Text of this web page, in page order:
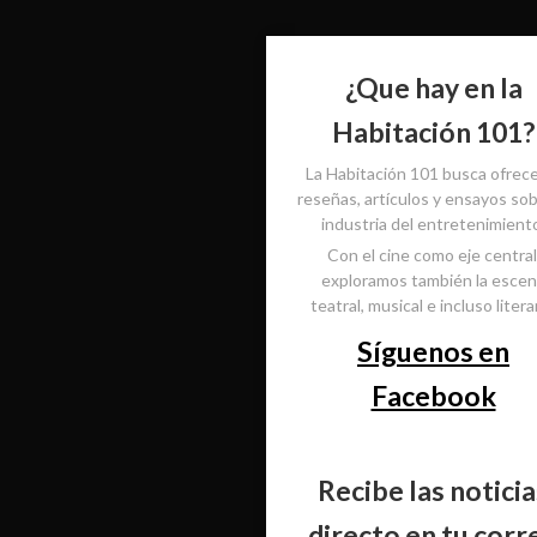
¿Que hay en la
Habitación 101?
La Habitación 101 busca
reseñas, artículos y ensayos
industria del
Con el cine como eje
exploramos también la
teatral, musical e incluso
Síguenos en
Facebook
Recibe las